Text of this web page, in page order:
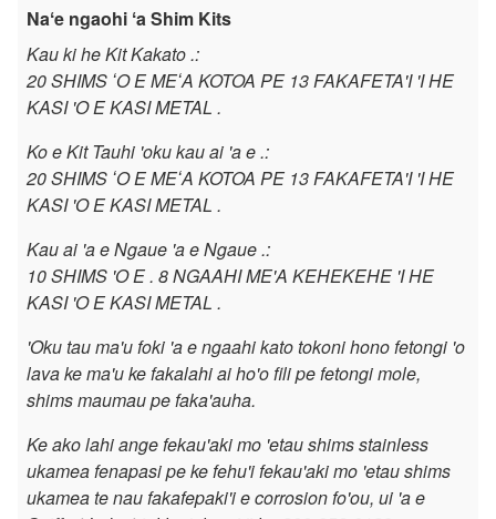
f
u
i
h
$
Naʻe ngaohi ʻa Shim Kits
Kau ki he Kit Kakato .:
20 SHIMS ʻO E MEʻA KOTOA PE 13 FAKAFETA'I 'I HE
KASI 'O E KASI METAL .
Ko e Kit Tauhi 'oku kau ai 'a e .:
20 SHIMS ʻO E MEʻA KOTOA PE 13 FAKAFETA'I 'I HE
KASI 'O E KASI METAL .
Kau ai 'a e Ngaue 'a e Ngaue .:
10 SHIMS 'O E . 8 NGAAHI ME'A KEHEKEHE 'I HE
KASI 'O E KASI METAL .
'Oku tau ma'u foki 'a e ngaahi kato tokoni hono fetongi 'o
lava ke ma'u ke fakalahi ai ho'o fili pe fetongi mole,
shims maumau pe faka'auha.
Ke ako lahi ange fekau'aki mo 'etau shims stainless
ukamea fenapasi pe ke fehu'i fekau'aki mo 'etau shims
ukamea te nau fakafepaki'i e corrosion fo'ou, ui 'a e